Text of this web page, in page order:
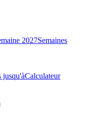
2027Semaines
jusqu'àCalculateur